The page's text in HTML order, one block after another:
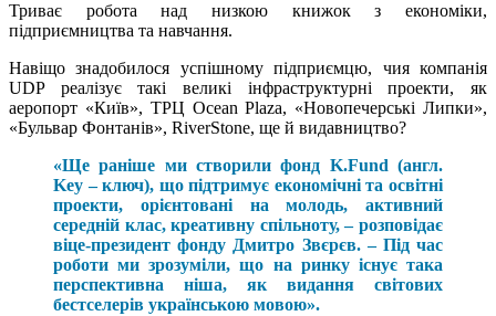
Триває робота над низкою книжок з економіки,
підприємництва та навчання.
Навіщо знадобилося успішному підприємцю, чия компанія
UDP реалізує такі великі інфраструктурні проекти, як
аеропорт «Київ», ТРЦ Ocean Plaza, «Новопечерські Липки»,
«Бульвар Фонтанів», RiverStone, ще й видавництво?
«Ще раніше ми створили фонд K.Fund (англ.
Key – ключ), що підтримує економічні та освітні
проекти, орієнтовані на молодь, активний
середній клас, креативну спільноту, – розповідає
віце-президент фонду Дмитро Звєрєв. – Під час
роботи ми зрозуміли, що на ринку існує така
перспективна ніша, як видання світових
беcтселерів українською мовою».